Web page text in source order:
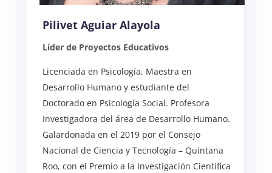
Pilivet Aguiar Alayola
Líder de Proyectos Educativos
Licenciada en Psicología, Maestra en
Desarrollo Humano y estudiante del
Doctorado en Psicología Social. Profesora
Investigadora del área de Desarrollo Humano.
Galardonada en el 2019 por el Consejo
Nacional de Ciencia y Tecnología – Quintana
Roo, con el Premio a la Investigación Científica